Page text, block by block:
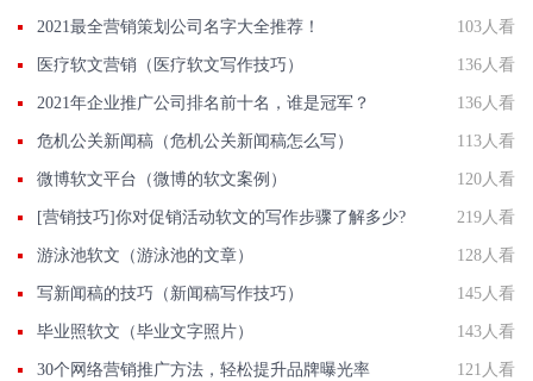
2021最全营销策划公司名字大全推荐！ 103人看
医疗软文营销（医疗软文写作技巧） 136人看
2021年企业推广公司排名前十名，谁是冠军？ 136人看
危机公关新闻稿（危机公关新闻稿怎么写） 113人看
微博软文平台（微博的软文案例） 120人看
[营销技巧]你对促销活动软文的写作步骤了解多少? 219人看
游泳池软文（游泳池的文章） 128人看
写新闻稿的技巧（新闻稿写作技巧） 145人看
毕业照软文（毕业文字照片） 143人看
30个网络营销推广方法，轻松提升品牌曝光率 121人看